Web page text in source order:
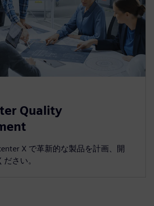
Quality
X で革新的な製品を計画、開
さい。